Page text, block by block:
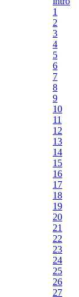
1
2
3
4
5
6
7
8
9
10
11
12
13
14
15
16
17
18
19
20
21
22
23
24
25
26
27